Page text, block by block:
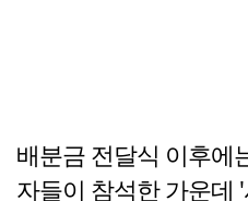
배분금 전달식 이후에
자들이 참석한 가운데